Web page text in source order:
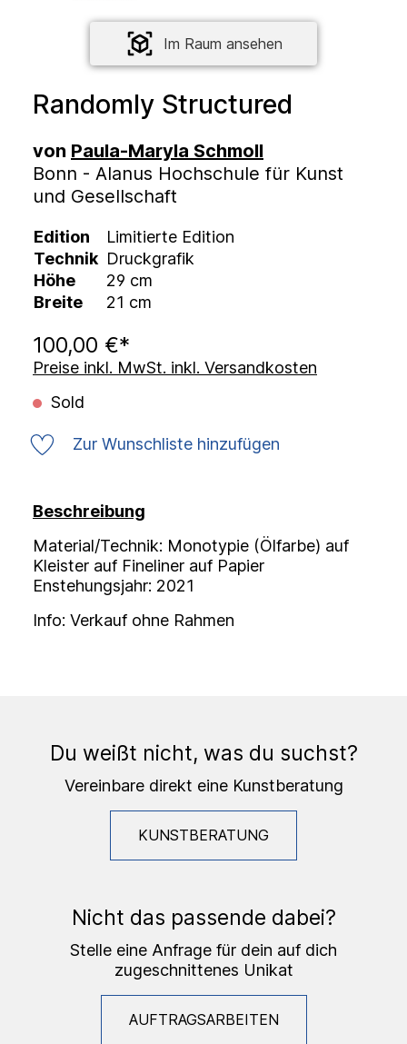
Im Raum ansehen
Randomly Structured
von Paula-Maryla Schmoll
Bonn - Alanus Hochschule für Kunst
und Gesellschaft
Edition
Limitierte Edition
Technik Druckgrafik
Höhe
29 cm
Breite
21 cm
100,00 €*
Preise inkl. MwSt. inkl. Versandkosten
Sold
Zur Wunschliste hinzufügen
Beschreibung
Material/Technik: Monotypie (Ölfarbe) auf
Kleister auf Fineliner auf Papier
Enstehungsjahr: 2021
Info: Verkauf ohne Rahmen
Du weißt nicht, was du suchst?
Vereinbare direkt eine Kunstberatung
KUNSTBERATUNG
Nicht das passende dabei?
Stelle eine Anfrage für dein auf dich
zugeschnittenes Unikat
AUFTRAGSARBEITEN